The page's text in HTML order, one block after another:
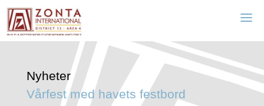
Nyheter
Vårfest med havets festbord
Zonta Ålesund